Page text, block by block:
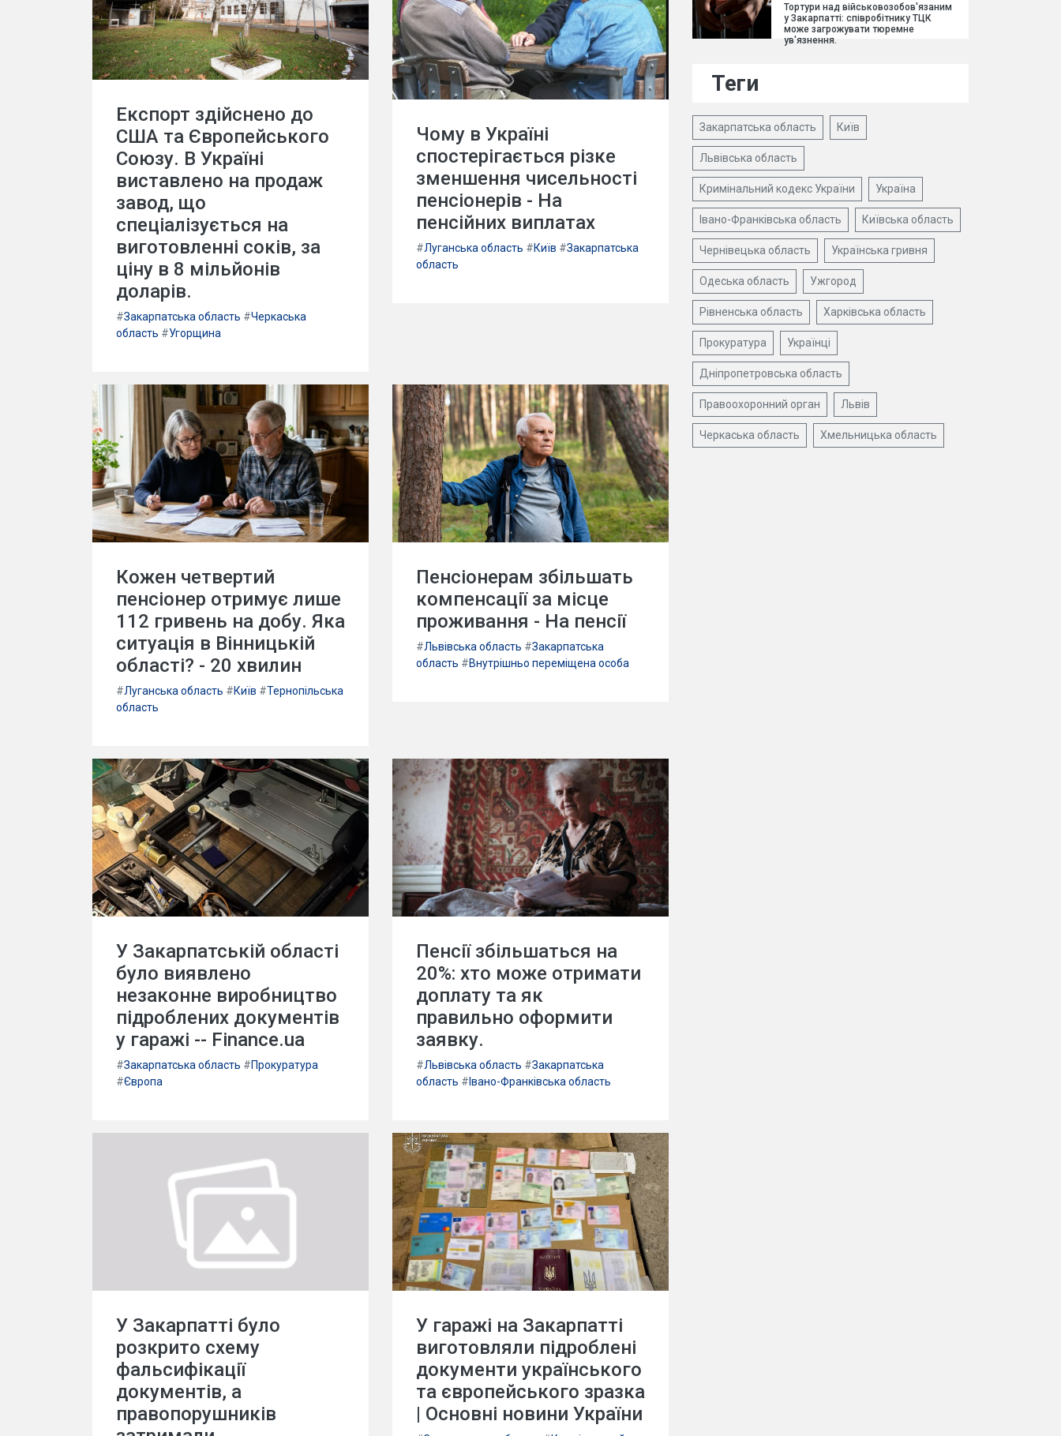
Експорт здійснено до
США та Європейського
Союзу. В Україні
виставлено на продаж
завод, що
спеціалізується на
виготовленні соків, за
ціну в 8 мільйонів
доларів.
#Закарпатська область #Черкаська
область #Угорщина
Чому в Україні
спостерігається різке
зменшення чисельності
пенсіонерів - На
пенсійних виплатах
#Луганська область #Київ #Закарпатська
область
Кожен четвертий
пенсіонер отримує лише
112 гривень на добу. Яка
ситуація в Вінницькій
області? - 20 хвилин
#Луганська область #Київ #Тернопільська
область
Пенсіонерам збільшать
компенсації за місце
проживання - На пенсії
#Львівська область #Закарпатська
область #Внутрішньо переміщена особа
У Закарпатській області
було виявлено
незаконне виробництво
підроблених документів
у гаражі -- Finance.ua
#Закарпатська область #Прокуратура
#Європа
Пенсії збільшаться на
20%: хто може отримати
доплату та як
правильно оформити
заявку.
#Львівська область #Закарпатська
область # Івано-Франківська область
У Закарпатті було
розкрито схему
фальсифікації
документів, а
правопорушників
У гаражі на Закарпатті
виготовляли підроблені
документи українського
та європейського зразка
| Основні новини України
Тортури над військовозобов'язаним
у Закарпатті: співробітнику ТЦК
може загрожувати тюремне
ув'язнення.
Теги
Закарпатська область Київ
Львівська область
Кримінальний кодекс України Україна
Івано-Франківська область Київська область
Чернівецька область Українська гривня
Одеська область Ужгород
Рівненська область Харківська область
Прокуратура Українці
Дніпропетровська область
Правоохоронний орган Львів
Черкаська область Хмельницька область